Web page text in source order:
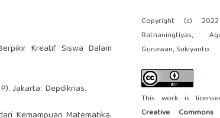
Kreatif Siswa Dalam
Jakarta: Depdiknas.
Copyright (c)
Ratnaningtiyas,
Gunawan, Sukiyanto
This work is
Creative